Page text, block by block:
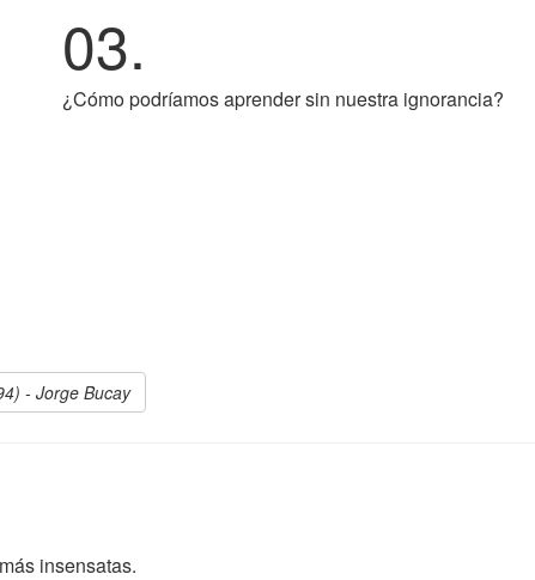
03.
¿Cómo podríamos aprender sin nuestra ignorancia?
- Jorge Bucay
insensatas.